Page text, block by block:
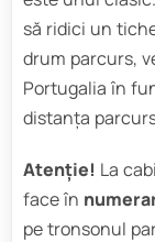
să ridici un
drum parcurs,
Portugalia în
distanța
Atenție! La
face în
pe tronsonul